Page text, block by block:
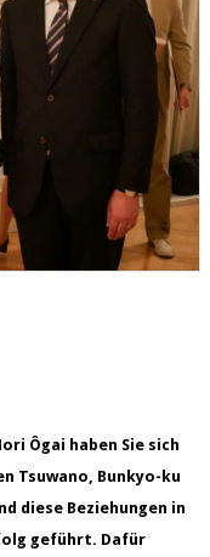
Ôgai haben Sie sich
Tsuwano, Bunkyo-ku
diese Beziehungen in
geführt. Dafür